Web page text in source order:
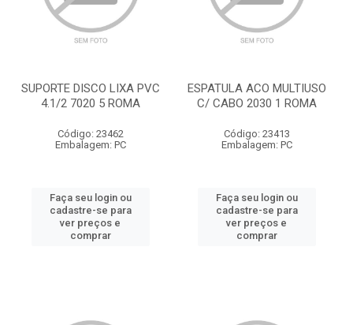
SUPORTE DISCO LIXA PVC
4.1/2 7020 5 ROMA
Código: 23462
Embalagem: PC
Faça seu login ou
cadastre-se para
ver preços e
comprar
ESPATULA ACO MULTIUSO
C/ CABO 2030 1 ROMA
Código: 23413
Embalagem: PC
Faça seu login ou
cadastre-se para
ver preços e
comprar